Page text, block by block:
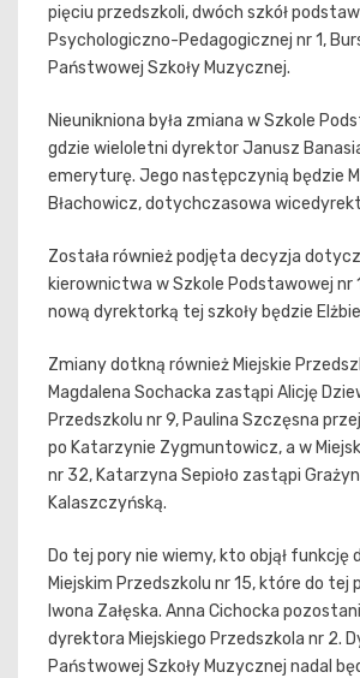
pięciu przedszkoli, dwóch szkół
Psychologiczno-Pedagogicznej nr 1,
Państwowej Szkoły Muzycznej.
Nieunikniona była zmiana w Szkole
gdzie wieloletni dyrektor Janusz
emeryturę. Jego następczynią będzie
Błachowicz, dotychczasowa
Została również podjęta decyzja
kierownictwa w Szkole Podstawowej nr
nową dyrektorką tej szkoły będzie
Zmiany dotkną również Miejskie
Magdalena Sochacka zastąpi Alicję
Przedszkolu nr 9, Paulina Szczęsna
po Katarzynie Zygmuntowicz, a w
nr 32, Katarzyna Sepioło zastąpi
Kalaszczyńską.
Do tej pory nie wiemy, kto objął funkcję
Miejskim Przedszkolu nr 15, które do tej
Iwona Załęska. Anna Cichocka
dyrektora Miejskiego Przedszkola nr 2.
Państwowej Szkoły Muzycznej nadal